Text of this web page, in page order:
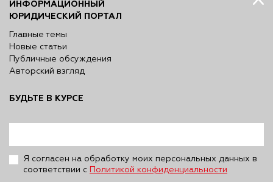
ИНФОРМАЦИОННЫЙ
ЮРИДИЧЕСКИЙ ПОРТАЛ
Главные темы
Новые статьи
Публичные обсуждения
Авторский взгляд
БУДЬТЕ В КУРСЕ
Я согласен на обработку моих персональных данных в
соответствии с
Политикой конфиденциальности